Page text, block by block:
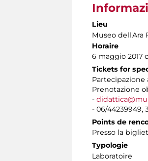
Lieu
Museo dell'Ara
Horaire
6 maggio 2017
Tickets for
Partecipazione
Prenotazione
-
- 06/44239949,
Points de
Presso la
Typologie
Laboratoire